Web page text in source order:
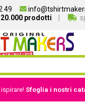
49
20.000 prodotti
Sfoglia i nostri